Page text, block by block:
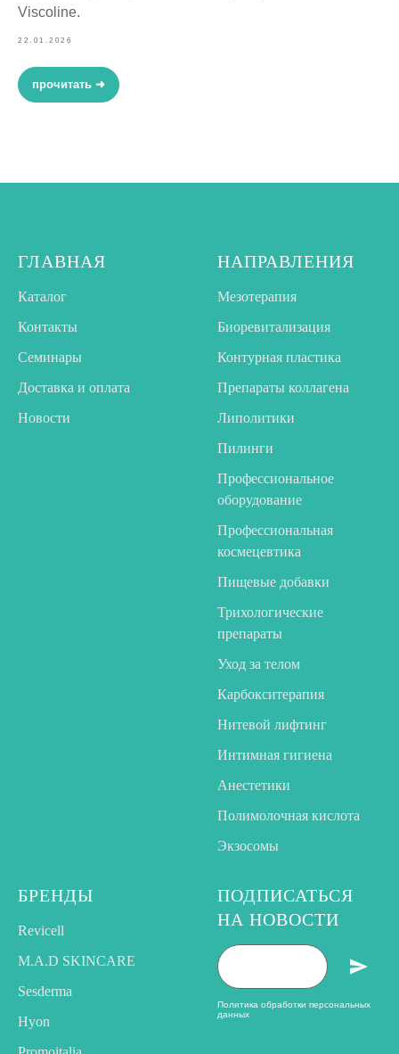
Viscoline.
22.01.2026
прочитать ➜
ГЛАВНАЯ
Каталог
Контакты
Семинары
Доставка и оплата
Новости
НАПРАВЛЕНИЯ
Мезотерапия
Биоревитализация
Контурная пластика
Препараты коллагена
Липолитики
Пилинги
Профессиональное
оборудование
Профессиональная
космецевтика
Пищевые добавки
Трихологические
препараты
Уход за телом
Карбокситерапия
Нитевой лифтинг
Интимная гигиена
Анестетики
Полимолочная кислота
Экзосомы
БРЕНДЫ
Revicell
M.A.D SKINCARE
Sesderma
Hyon
ПОДПИСАТЬСЯ
НА НОВОСТИ
Политика обработки персональных
данных